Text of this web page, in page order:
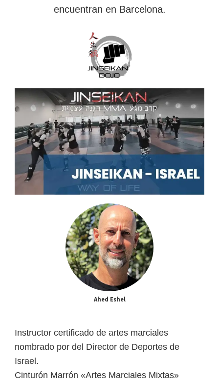
encuentran en Barcelona.
Ahed Eshel
Instructor certificado de artes marciales
nombrado por del Director de Deportes de
Israel.
Cinturón Marrón «Artes Marciales Mixtas»